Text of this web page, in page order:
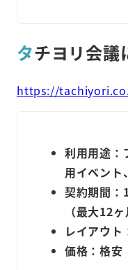
タチヨリ会議
https://
利用用途：
用イベント
契約期間：
（最大12ヶ
レイアウ
価格：格安